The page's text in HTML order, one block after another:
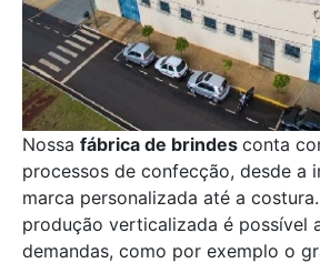
Nossa fábrica de brindes conta
processos de confecção, desde a
marca personalizada até a
produção verticalizada é possível
demandas, como por exemplo o